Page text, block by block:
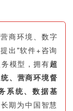
商环境、数字
出"软件+咨询
模型，拥有超
、营商环境督
系统、数据基
期为中国智慧